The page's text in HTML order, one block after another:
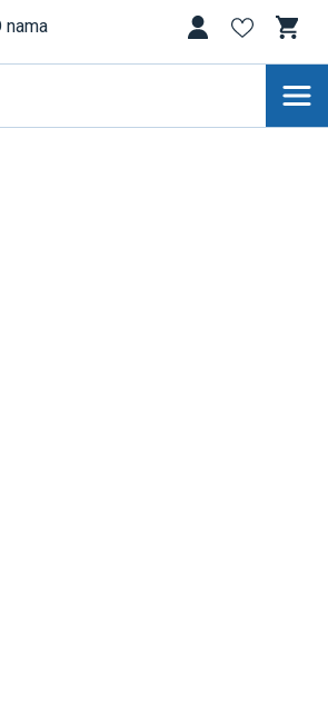
nama